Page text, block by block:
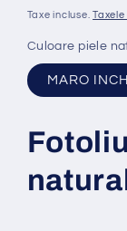
obișnuit
Taxe incluse.
Culoare piele
MARO